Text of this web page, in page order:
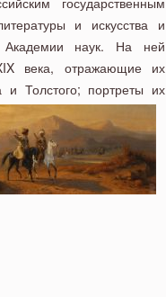
и искусства и
Академии наук. На ней
века, отражающие их
и Толстого; портреты их